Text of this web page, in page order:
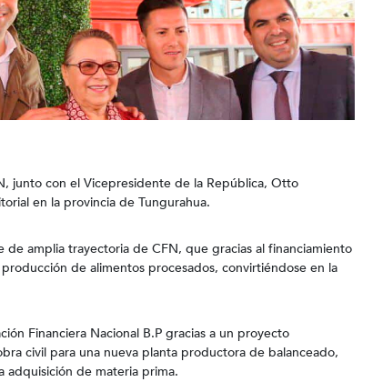
junto con el Vicepresidente de la República, Otto
en la provincia de Tungurahua.
de amplia trayectoria de CFN, que gracias al financiamiento
de alimentos procesados, convirtiéndose en la
Financiera Nacional B.P gracias a un proyecto
civil para una nueva planta productora de balanceado,
adquisición de materia prima.